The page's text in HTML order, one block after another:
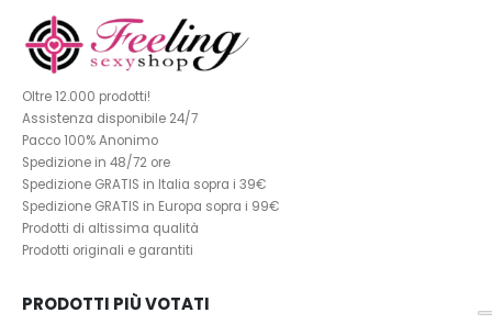
Oltre 12.000 prodotti!
Assistenza disponibile 24/7
Pacco 100% Anonimo
Spedizione in 48/72 ore
Spedizione GRATIS in Italia sopra i 39€
Spedizione GRATIS in Europa sopra i 99€
Prodotti di altissima qualità
Prodotti originali e garantiti
PRODOTTI PIÙ VOTATI